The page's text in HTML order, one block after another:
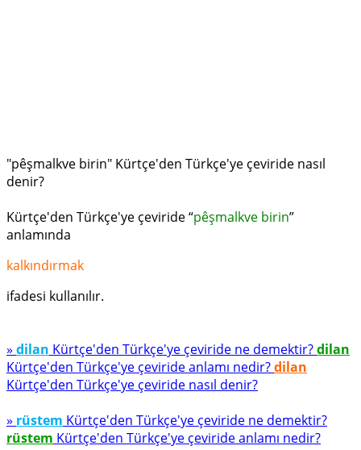
"pêşmalkve birin" Kürtçe'den Türkçe'ye çeviride nasıl
denir?
Kürtçe'den Türkçe'ye çeviride “pêşmalkve birin”
anlamında
kalkındırmak
ifadesi kullanılır.
» dilan Kürtçe'den Türkçe'ye çeviride ne demektir?dilan
Kürtçe'den Türkçe'ye çeviride anlamı nedir?dilan
Kürtçe'den Türkçe'ye çeviride nasıl denir?
» rüstem Kürtçe'den Türkçe'ye çeviride ne demektir?
rüstem Kürtçe'den Türkçe'ye çeviride anlamı nedir?